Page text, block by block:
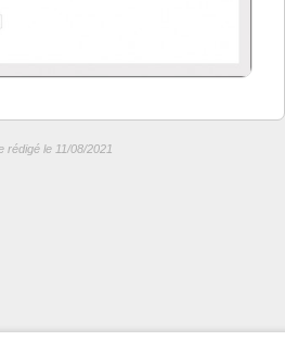
rédigé le 11/08/2021